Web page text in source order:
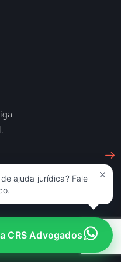
– Sociedade de
CRS Advogados
ajuda jurídica? Fale